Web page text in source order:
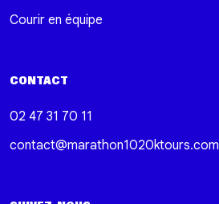
Courir en équipe
CONTACT
02 47 31 70 11
contact@marathon1020ktours.com